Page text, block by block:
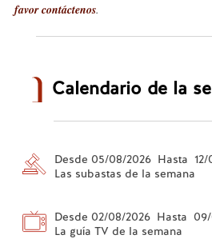
favor contáctenos.
Calendario de la
Desde 05/08/2026 Hasta 12/
Las subastas de la semana
Desde 02/08/2026 Hasta
La guía TV de la semana